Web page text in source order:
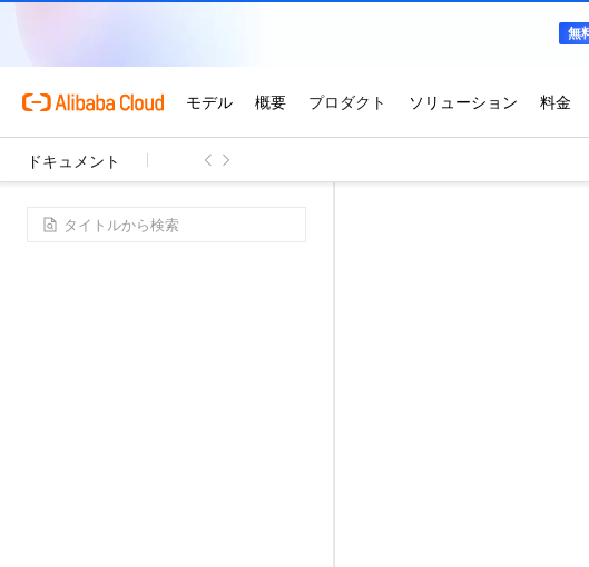
ドキュメント